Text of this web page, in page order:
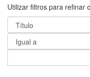
Utilizar filtros para refinar